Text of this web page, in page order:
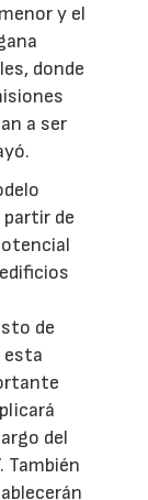
y el
donde
a ser
de
de
esta
del
También